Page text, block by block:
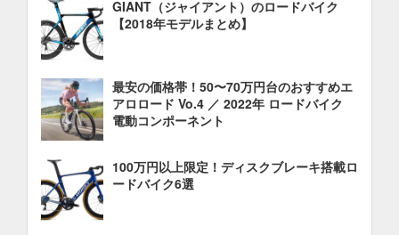
GIANT（ジャイアント）のロードバイク
【2018年モデルまとめ】
最安の価格帯！50〜70万円台のおすすめエ
アロロード Vo.4 ／ 2022年 ロードバイク
電動コンポーネント
100万円以上限定！ディスクブレーキ搭載ロ
ードバイク6選